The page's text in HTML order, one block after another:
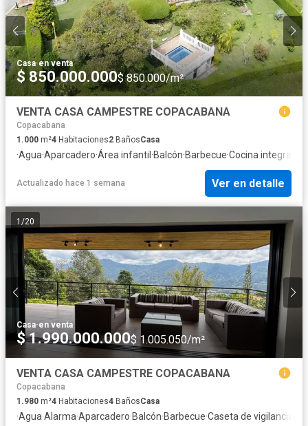
Casa·en venta
$ 850.000.000$ 850.000/m²
VENTA CASA CAMPESTRE COPACABANA
Copacabana
1.000 m²4 Habitaciones2 BañosCasa
·Agua·Aparcadero·Área infantil ·Balcón·Barbecue·Cocina integral
Actualizado hace 1 semana Ver en detalle
1 /20
Casa·en venta
$ 1.990.000.000$ 1.005.050/m²
VENTA CASA CAMPESTRE COPACABANA
Copacabana
1.980 m²4 Habitaciones4 BañosCasa
·Agua·Alarma·Aparcadero·Balcón·Barbecue·Caseta de vigilancia